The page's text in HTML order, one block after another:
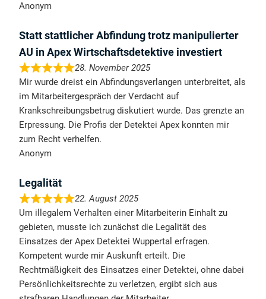
Anonym
Statt stattlicher Abfindung trotz manipulierter
AU in Apex Wirtschaftsdetektive investiert
28. November 2025
Mir wurde dreist ein Abfindungsverlangen unterbreitet, als
im Mitarbeitergespräch der Verdacht auf
Krankschreibungsbetrug diskutiert wurde. Das grenzte an
Erpressung. Die Profis der Detektei Apex konnten mir
zum Recht verhelfen.
Anonym
Legalität
22. August 2025
Um illegalem Verhalten einer Mitarbeiterin Einhalt zu
gebieten, musste ich zunächst die Legalität des
Einsatzes der Apex Detektei Wuppertal erfragen.
Kompetent wurde mir Auskunft erteilt. Die
Rechtmäßigkeit des Einsatzes einer Detektei, ohne dabei
Persönlichkeitsrechte zu verletzen, ergibt sich aus